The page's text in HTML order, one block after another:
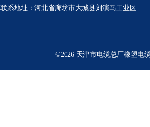
联系地址：河北省廊坊市大城县刘演马工业区
©2026 天津市电缆总厂橡塑电